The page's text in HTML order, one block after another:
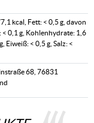
kcal, Fett: < 0,5 g, davon
< 0,1 g, Kohlenhydrate: 1,6
Eiweiß: < 0,5 g, Salz: <
68, 76831